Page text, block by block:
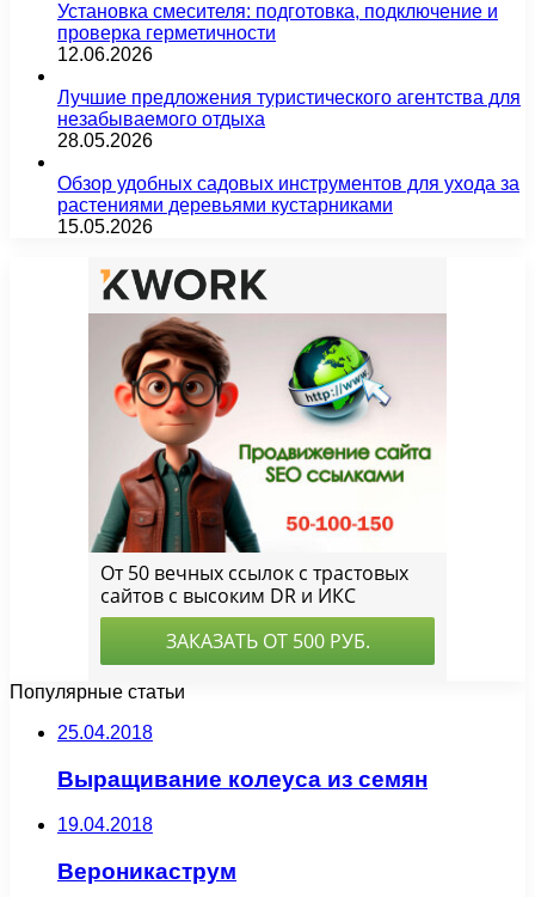
Установка смесителя: подготовка, подключение и
проверка герметичности
12.06.2026
Лучшие предложения туристического агентства для
незабываемого отдыха
28.05.2026
Обзор удобных садовых инструментов для ухода за
растениями деревьями кустарниками
15.05.2026
Популярные статьи
25.04.2018
Выращивание колеуса из семян
19.04.2018
Вероникаструм